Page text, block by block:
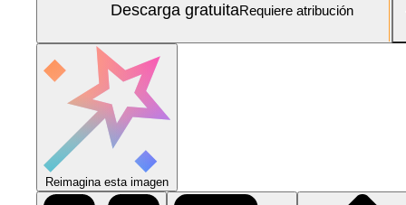
Descarga gratuitaRequiere atribución
Reimagina esta imagen